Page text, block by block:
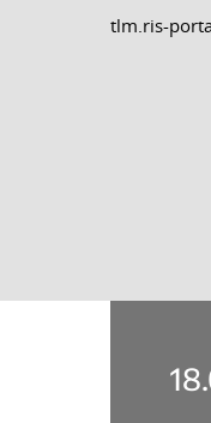
tlm.ris-